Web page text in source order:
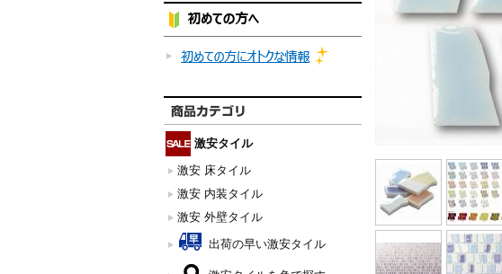
激安タイル
激安 床タイル
激安 内装タイル
激安 外壁タイル
出荷の早い激安タイル